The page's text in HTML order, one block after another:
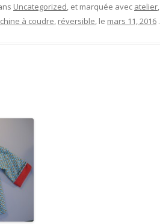
Uncategorized , et marquée avec atelier
à coudre réversible , le mars 11, 2016 .